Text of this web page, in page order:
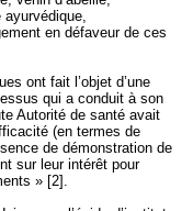
en défaveur de ces
ont fait l’objet d’une
qui a conduit à son
Autorité de santé avait
(en termes de
de démonstration de
sur leur intérêt pour
» [2].